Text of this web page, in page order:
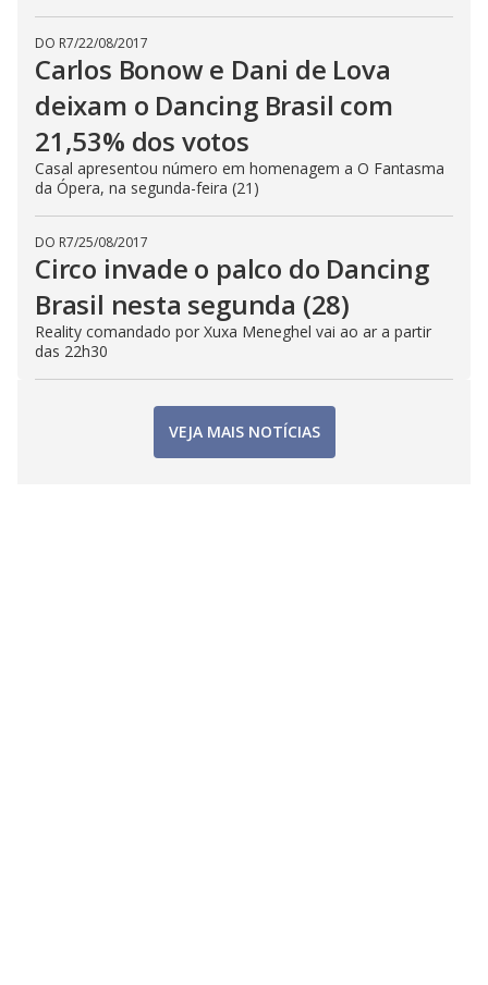
DO R7/22/08/2017
Carlos Bonow e Dani de Lova
deixam o Dancing Brasil com
21,53% dos votos
Casal apresentou número em homenagem a O Fantasma
da Ópera, na segunda-feira (21)
DO R7/25/08/2017
Circo invade o palco do Dancing
Brasil nesta segunda (28)
Reality comandado por Xuxa Meneghel vai ao ar a partir
das 22h30
VEJA MAIS NOTÍCIAS